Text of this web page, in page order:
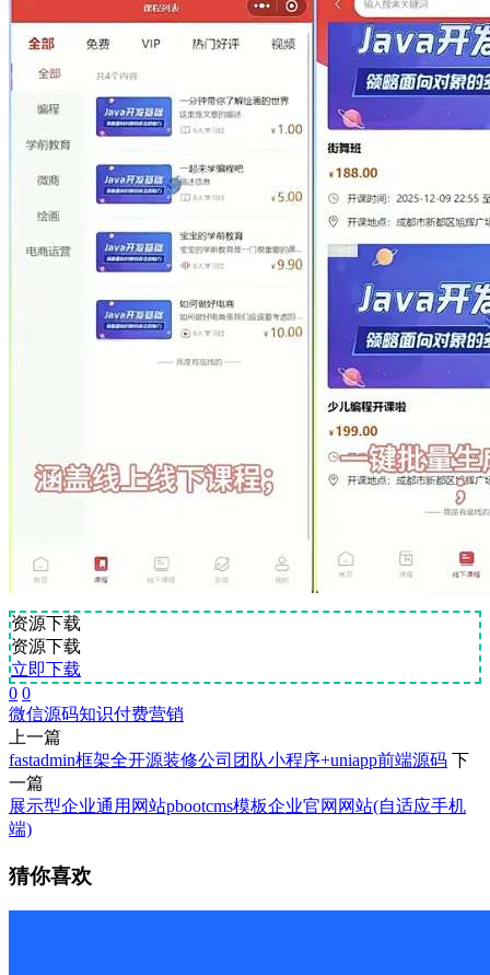
资源下载
资源下载
立即下载
0 0
微信源码知识付费营销
上一篇
fastadmin框架全开源装修公司团队小程序+uniapp前端源码 下
一篇
展示型企业通用网站pbootcms模板企业官网网站(自适应手机
端)
猜你喜欢